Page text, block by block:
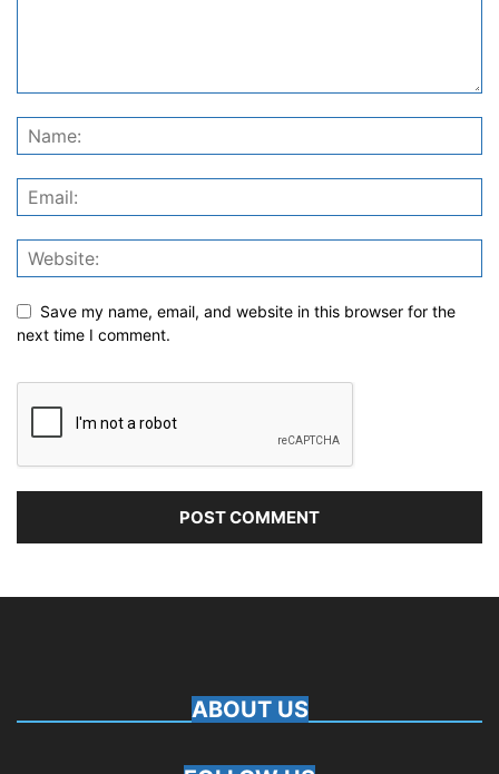
Save my name, email, and website in this browser for the
next time I comment.
ABOUT US